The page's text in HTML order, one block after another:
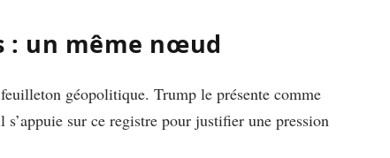
: un même nœud
géopolitique. Trump le présente comme
sur ce registre pour justifier une pression